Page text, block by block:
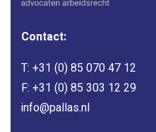
Contact:
T: +31 (0) 85 070 47 12
F: +31 (0) 85 303 12 29
info@pallas.nl